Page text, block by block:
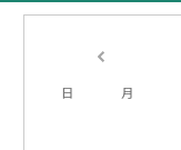
日 月